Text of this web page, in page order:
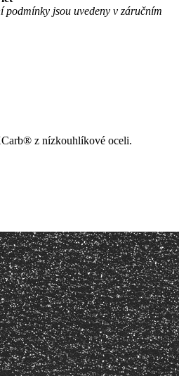
podmínky jsou uvedeny v záručním
z nízkouhlíkové oceli.